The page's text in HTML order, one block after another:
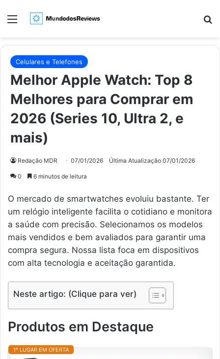
Menu
Celulares e Telefones
Melhor Apple Watch: Top 8
Melhores para Comprar em
2026 (Series 10, Ultra 2, e
mais)
Redação MDR 07/01/2026 Última Atualização 07/01/2026
0 6 minutos de leitura
O mercado de smartwatches evoluiu bastante. Ter
um relógio inteligente facilita o cotidiano e monitora
a saúde com precisão. Selecionamos os modelos
mais vendidos e bem avaliados para garantir uma
compra segura. Nossa lista foca em dispositivos
com alta tecnologia e aceitação garantida.
Neste artigo: (Clique para ver)
Produtos em Destaque
1º LUGAR EM OFERTA